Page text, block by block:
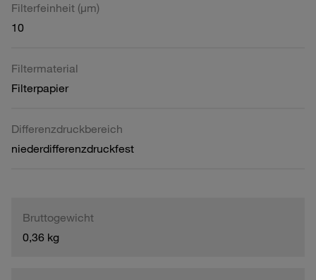
Filterfeinheit (µm)
10
Filtermaterial
Filterpapier
Differenzdruckbereich
niederdifferenzdruckfest
Bruttogewicht
0,36 kg